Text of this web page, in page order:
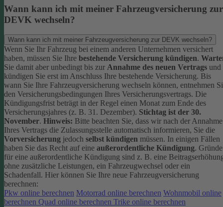
Wann kann ich mit meiner Fahrzeugversicherung zur
DEVK wechseln?
Wann kann ich mit meiner Fahrzeugversicherung zur DEVK wechseln?
Wenn Sie Ihr Fahrzeug bei einem anderen Unternehmen versichert
haben, müssen Sie Ihre bestehende Versicherung kündigen.
Sie damit aber unbedingt bis zur Annahme des neuen Vertrags und
kündigen Sie erst im Anschluss Ihre bestehende Versicherung. Bis
wann Sie Ihre Fahrzeugversicherung wechseln können, entnehmen
den Versicherungsbedingungen Ihres Versicherungsvertrags. Die
Kündigungsfrist beträgt in der Regel einen Monat zum Ende des
Versicherungsjahres (z. B. 31. Dezember). Stichtag ist der 30.
November. Hinweis: Bitte beachten Sie, dass wir nach der Annahme
Ihres Vertrags die Zulassungsstelle automatisch informieren, Sie die
Vorversicherung jedoch selbst kündigen müssen. In einigen Fällen
haben Sie das Recht auf eine außerordentliche Kündigung. Gründe
für eine außerordentliche Kündigung sind z. B. eine
ohne zusätzliche Leistungen, ein Fahrzeugwechsel oder ein
Schadenfall. Hier können Sie Ihre neue Fahrzeugversicherung
berechnen:
Pkw online berechnen Motorrad online berechnen Wohnmobil online
berechnen Quad online berechnen Trike online berechnen